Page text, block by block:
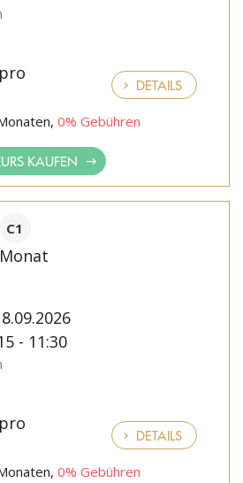
pro
0% Gebühren
DETAILS
KAUFEN
C1
- 11:30
pro
0% Gebühren
DETAILS